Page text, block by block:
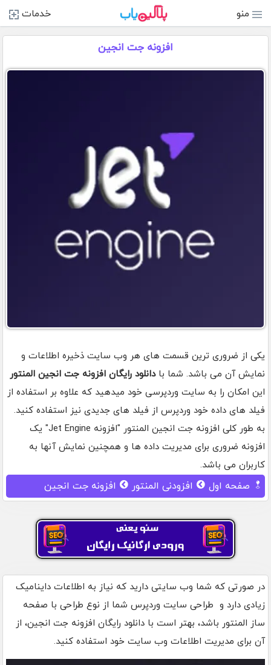
منو خدمات
افزونه جت انجین
یکی از ضروری ترین قسمت های هر وب سایت ذخیره اطلاعات و
نمایش آن می باشد. شما بادانلود رایگان افزونه جت انجین المنتور
این امکان را به سایت وردپرسی خود میدهید که علاوه بر استفاده از
فیلد های داده خود وردپرس از فیلد های جدیدی نیز استفاده کنید.
به طور کلی افزونه جت انجین المنتور "افزونه Jet Engine" یک
افزونه ضروری برای مدیریت داده ها و همچنین نمایش آنها به
کاربران می باشد.
صفحه اول افزودنی المنتور افزونه جت انجین
در صورتی که شما وب سایتی دارید که نیاز به اطلاعات داینامیک
زیادی دارد و طراحی سایت وردپرس شما از نوع طراحی با صفحه
ساز المنتور باشد، بهتر است با دانلود رایگان افزونه جت انجین، از
آن برای مدیریت اطلاعات وب سایت خود استفاده کنید.